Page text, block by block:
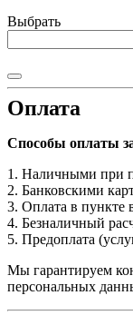
Выбрать
Оплата
Способы оплаты
1. Наличными при
2. Банковскими
3. Оплата в пункте
4. Безналичный
5. Предоплата
Мы гарантируем
персональных